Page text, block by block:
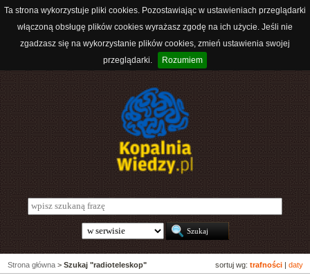
Ta strona wykorzystuje pliki cookies. Pozostawiając w ustawieniach przeglądarki
włączoną obsługę plików cookies wyrażasz zgodę na ich użycie. Jeśli nie
zgadzasz się na wykorzystanie plików cookies, zmień ustawienia swojej
przeglądarki.
Rozumiem
sortuj wg: trafności daty
Strona główna > Szukaj "radioteleskop"